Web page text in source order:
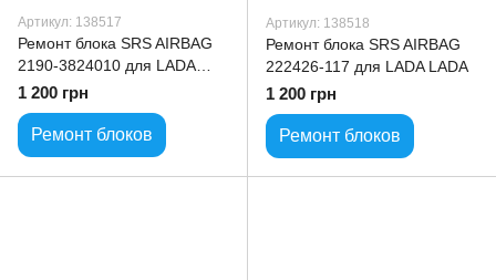
Артикул: 138517
Ремонт блока SRS AIRBAG
2190-3824010 для LADA
LADA
1 200 грн
Ремонт блоков
Артикул: 138518
Ремонт блока SRS AIRBAG
222426-117 для LADA LADA
1 200 грн
Ремонт блоков